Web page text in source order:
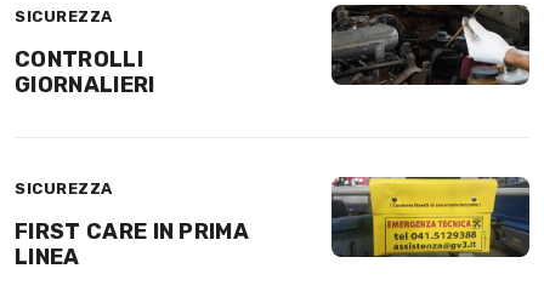
SICUREZZA
CONTROLLI
GIORNALIERI
SICUREZZA
FIRST CARE IN PRIMA
LINEA